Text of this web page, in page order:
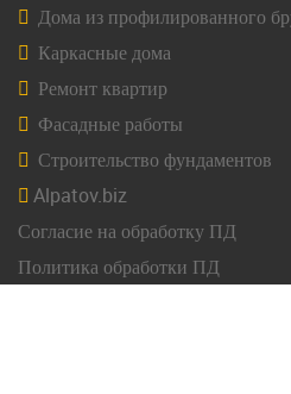
Дома из профилированного
Каркасные дома
Ремонт квартир
Фасадные работы
Строительство фундаментов
Alpatov.biz
Согласие на обработку ПД
Политика обработки ПД